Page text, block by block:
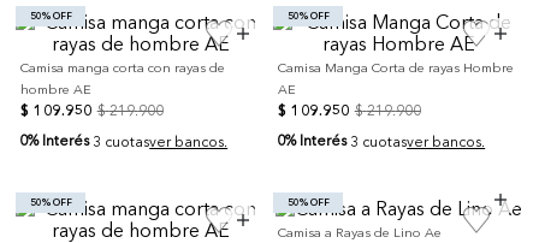
50% OFF
Camisa manga corta con rayas de
hombre AE
$ 109.950 $ 219.900
0% Interés 3 cuotasver bancos.
50% OFF
Camisa Manga Corta de rayas Hombre
AE
$ 109.950 $ 219.900
0% Interés 3 cuotasver bancos.
50% OFF 50% OFF
Camisa a Rayas de Lino Ae